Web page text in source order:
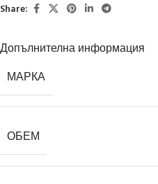
Share:
Допълнителна информация
МАРКА
ОБЕМ